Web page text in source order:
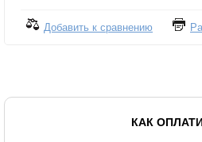
Добавить к сравнению
КАК